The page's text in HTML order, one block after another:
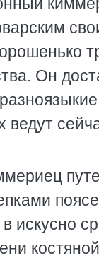
Он
ведут
искусно